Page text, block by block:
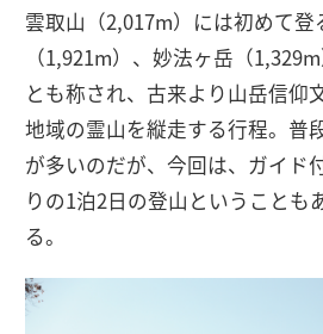
雲取山（2,017m）には初めて登
（1,921m）、妙法ヶ岳（
とも称され、古来より山岳信仰
地域の霊山を縦走する行程。普
が多いのだが、今回は、ガイド
りの1泊2日の登山ということも
る。